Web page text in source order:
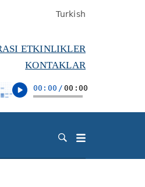
ETKINLIKLER
KONTAKLAR
00:00 / 00:00
Turkish